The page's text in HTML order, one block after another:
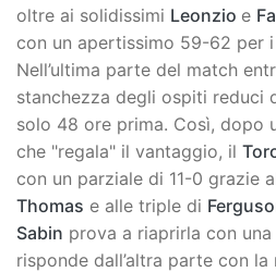
oltre ai solidissimi Leonzio e
con un apertissimo 59-62 per
Nell’ultima parte del match
stanchezza degli ospiti reduci
solo 48 ore prima. Così, dopo
che "regala" il vantaggio, il
con un parziale di 11-0 grazie
Thomas e alle triple di
Sabin prova a riaprirla con
risponde dall’altra parte con